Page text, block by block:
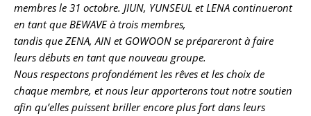
membres le 31 octobre. JIUN, YUNSEUL et LENA continueront
en tant que BEWAVE à trois membres,
tandis que ZENA, AIN et GOWOON se prépareront à faire
leurs débuts en tant que nouveau groupe.
Nous respectons profondément les rêves et les choix de
chaque membre, et nous leur apporterons tout notre soutien
afin qu’elles puissent briller encore plus fort dans leurs